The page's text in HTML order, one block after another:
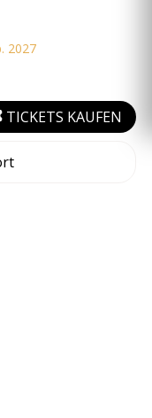
2027
TICKETS KAUFEN